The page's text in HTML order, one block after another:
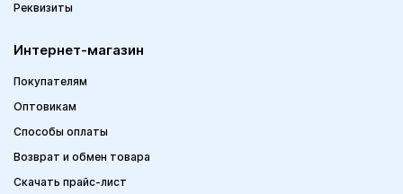
Реквизиты
Интернет-магазин
Покупателям
Оптовикам
Способы оплаты
Возврат и обмен товара
Скачать прайс-лист